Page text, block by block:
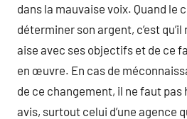
dans la mauvaise voix. Quand le
déterminer son argent, c’est qu’il
aise avec ses objectifs et de ce
en œuvre. En cas de
de ce changement, il ne faut pas
avis, surtout celui d’une agence